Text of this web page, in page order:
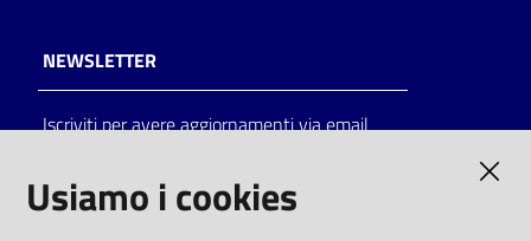
Catalogo
on line
NEWSLETTER
Iscriviti per avere aggiornamenti via email
Usiamo i cookies